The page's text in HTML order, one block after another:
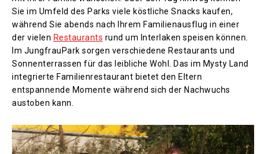
Sie im Umfeld des Parks viele köstliche Snacks kaufen,
während Sie abends nach Ihrem Familienausflug in einer
der vielen Restaurants rund um Interlaken speisen können.
Im JungfrauPark sorgen verschiedene Restaurants und
Sonnenterrassen für das leibliche Wohl. Das im Mysty Land
integrierte Familienrestaurant bietet den Eltern
entspannende Momente während sich der Nachwuchs
austoben kann.